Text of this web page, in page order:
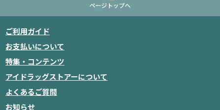
ページトップへ
ご利用ガイド
お支払いについて
特集・コンテンツ
アイドラッグストアーについて
よくあるご質問
お知らせ